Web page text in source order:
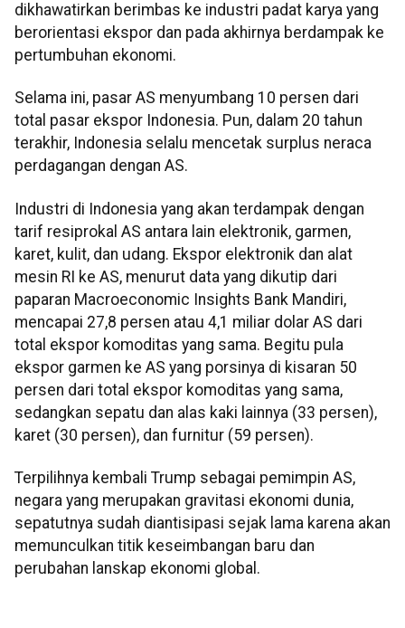
dikhawatirkan berimbas ke industri padat karya yang
berorientasi ekspor dan pada akhirnya berdampak ke
pertumbuhan ekonomi.
Selama ini, pasar AS menyumbang 10 persen dari
total pasar ekspor Indonesia. Pun, dalam 20 tahun
terakhir, Indonesia selalu mencetak surplus neraca
perdagangan dengan AS.
Industri di Indonesia yang akan terdampak dengan
tarif resiprokal AS antara lain elektronik, garmen,
karet, kulit, dan udang. Ekspor elektronik dan alat
mesin RI ke AS, menurut data yang dikutip dari
paparan Macroeconomic Insights Bank Mandiri,
mencapai 27,8 persen atau 4,1 miliar dolar AS dari
total ekspor komoditas yang sama. Begitu pula
ekspor garmen ke AS yang porsinya di kisaran 50
persen dari total ekspor komoditas yang sama,
sedangkan sepatu dan alas kaki lainnya (33 persen),
karet (30 persen), dan furnitur (59 persen).
Terpilihnya kembali Trump sebagai pemimpin AS,
negara yang merupakan gravitasi ekonomi dunia,
sepatutnya sudah diantisipasi sejak lama karena akan
memunculkan titik keseimbangan baru dan
perubahan lanskap ekonomi global.